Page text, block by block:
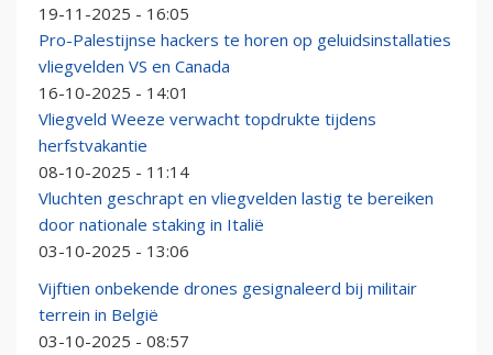
19-11-2025 - 16:05
Pro-Palestijnse hackers te horen op geluidsinstallaties
vliegvelden VS en Canada
16-10-2025 - 14:01
Vliegveld Weeze verwacht topdrukte tijdens
herfstvakantie
08-10-2025 - 11:14
Vluchten geschrapt en vliegvelden lastig te bereiken
door nationale staking in Italië
03-10-2025 - 13:06
Vijftien onbekende drones gesignaleerd bij militair
terrein in België
03-10-2025 - 08:57